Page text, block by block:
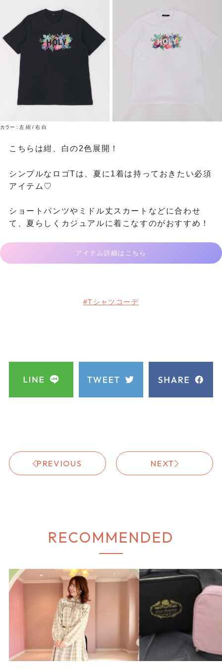
カラー : 左 紺 / 右 白
こちらは紺、白の2色展開！
シンプルなロゴTは、夏に1着は持っておきたい必須
アイテム♡
ショートパンツやミドル丈スカートなどに合わせ
て、夏らしくカジュアルに着こなすのがおすすめ！
アイテム詳細はこちら
#Tシャツコーデ
PREVIOUS NEXT
RECOMMENDED